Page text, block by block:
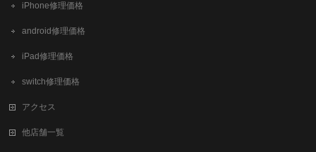
iPhone修理価格
android修理価格
iPad修理価格
switch修理価格
アクセス
他店舗一覧